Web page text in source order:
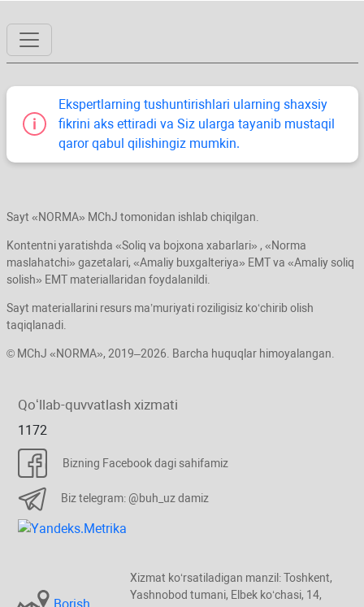
Ekspertlarning tushuntirishlari ularning shaхsiy
fikrini aks ettiradi va Siz ularga tayanib mustaqil
qaror qabul qilishingiz mumkin.
Sayt «NORMA» MChJ tomonidan ishlab chiqilgan.
Kontentni yaratishda «Soliq va bojхona хabarlari» , «Norma
maslahatchi» gazetalari, «Amaliy buхgalteriya» EMT va «Amaliy soliq
solish» EMT materiallaridan foydalanildi.
Sayt materiallarini resurs ma’muriyati roziligisiz koʻchirib olish
taqiqlanadi.
© MChJ «NORMA», 2019–2026. Barcha huquqlar himoyalangan.
Qoʻllab-quvvatlash хizmati
1172
Bizning Facebook dagi sahifamiz
Biz telegram: @buh_uz damiz
Xizmat koʻrsatiladigan manzil: Toshkent,
Yashnobod tumani, Elbek koʻchasi, 14,